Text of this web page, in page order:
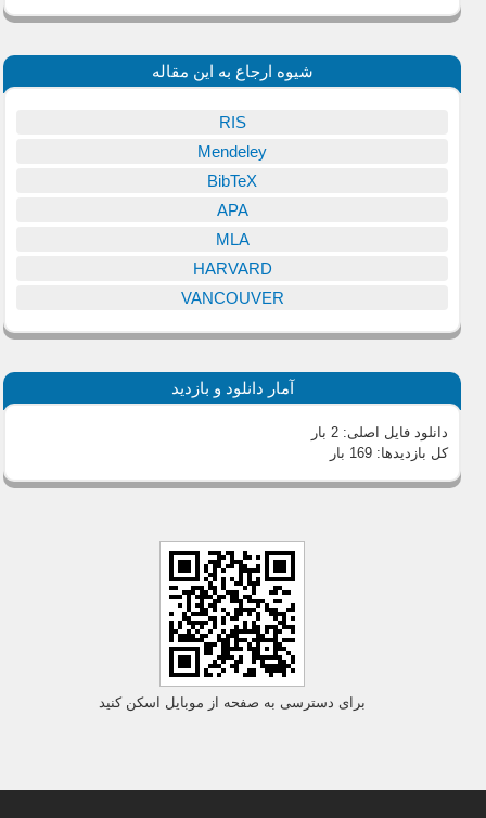
شیوه ارجاع به این مقاله
RIS
Mendeley
BibTeX
APA
MLA
HARVARD
VANCOUVER
آمار دانلود و بازدید
دانلود فایل اصلی:2 بار
کل بازدیدها:169 بار
برای دسترسی به صفحه از موبایل اسکن کنید